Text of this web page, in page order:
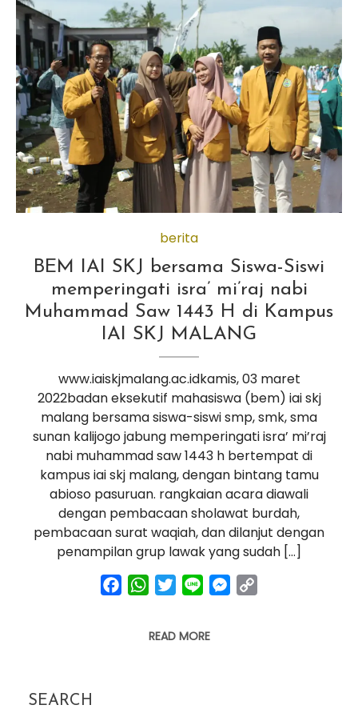
berita
BEM IAI SKJ bersama Siswa-Siswi
memperingati isra’ mi’raj nabi
Muhammad Saw 1443 H di Kampus
IAI SKJ MALANG
www.iaiskjmalang.ac.idkamis, 03 maret
2022badan eksekutif mahasiswa (bem) iai skj
malang bersama siswa-siswi smp, smk, sma
sunan kalijogo jabung memperingati isra’ mi’raj
nabi muhammad saw 1443 h bertempat di
kampus iai skj malang, dengan bintang tamu
abioso pasuruan. rangkaian acara diawali
dengan pembacaan sholawat burdah,
pembacaan surat waqiah, dan dilanjut dengan
penampilan grup lawak yang sudah […]
facebookwhatsapp
twitterline messenger
READ MORE
SEARCH